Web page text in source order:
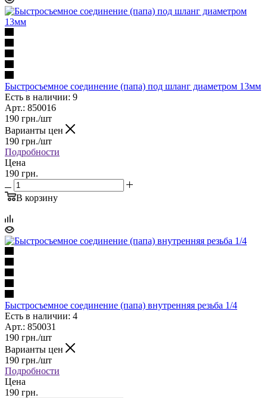
Быстросъемное соединение (папа) под шланг диаметром 13мм
Есть в наличии: 9
Арт.: 850016
190 грн./шт
Варианты цен
190 грн./шт
Подробности
Цена
190 грн.
В корзину
Быстросъемное соединение (папа) внутренняя резьба 1/4
Есть в наличии: 4
Арт.: 850031
190 грн./шт
Варианты цен
190 грн./шт
Подробности
Цена
190 грн.